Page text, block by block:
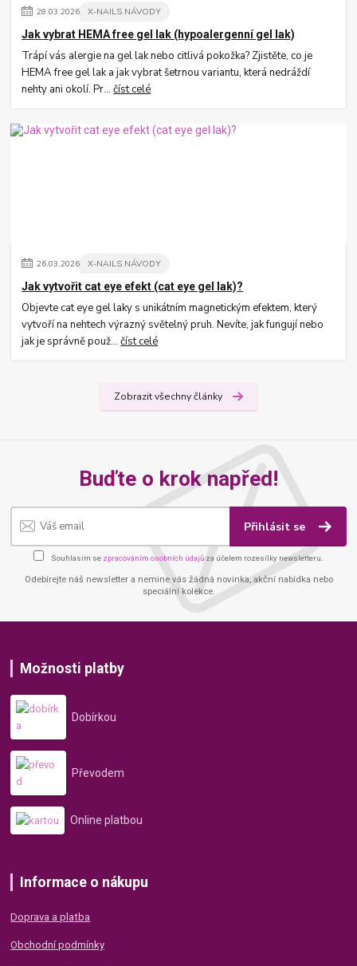
28.03.2026 X-NAILS NÁVODY
Jak vybrat HEMA free gel lak (hypoalergenní gel lak)
Trápí vás alergie na gel lak nebo citlivá pokožka? Zjistěte, co je
HEMA free gel lak a jak vybrat šetrnou variantu, která nedráždí
nehty ani okolí. Pr...číst celé
26.03.2026 X-NAILS NÁVODY
Jak vytvořit cat eye efekt (cat eye gel lak)?
Objevte cat eye gel laky s unikátním magnetickým efektem, který
vytvoří na nehtech výrazný světelný pruh. Nevíte, jak fungují nebo
jak je správně použ...číst celé
Zobrazit všechny články
Buďte o krok napřed!
Přihlásit se
Souhlasím se zpracováním osobních údajů za účelem rozesílky newsletteru.
Odebírejte náš newsletter a nemine vás žádná novinka, akční nabídka nebo
speciální kolekce.
Možnosti platby
Dobírkou
Převodem
Online platbou
Informace o nákupu
Doprava a platba
Obchodní podmínky